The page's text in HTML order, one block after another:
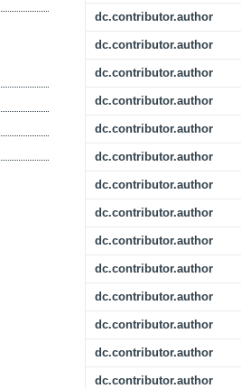
dc.contributor.author
dc.contributor.author
dc.contributor.author
dc.contributor.author
dc.contributor.author
dc.contributor.author
dc.contributor.author
dc.contributor.author
dc.contributor.author
dc.contributor.author
dc.contributor.author
dc.contributor.author
dc.contributor.author
dc.contributor.author